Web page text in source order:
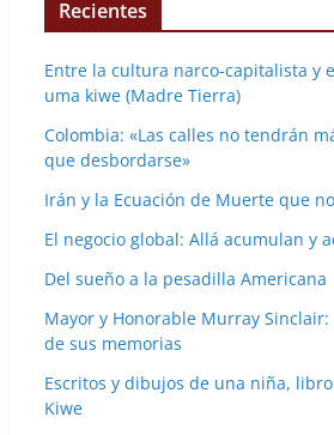
Recientes
Entre la cultura narco-capitalista y
uma kiwe (Madre Tierra)
Colombia: «Las calles no tendrán
que desbordarse»
Irán y la Ecuación de Muerte que
El negocio global: Allá acumulan y
Del sueño a la pesadilla Americana
Mayor y Honorable Murray Sinclair:
de sus memorias
Escritos y dibujos de una niña,
Kiwe